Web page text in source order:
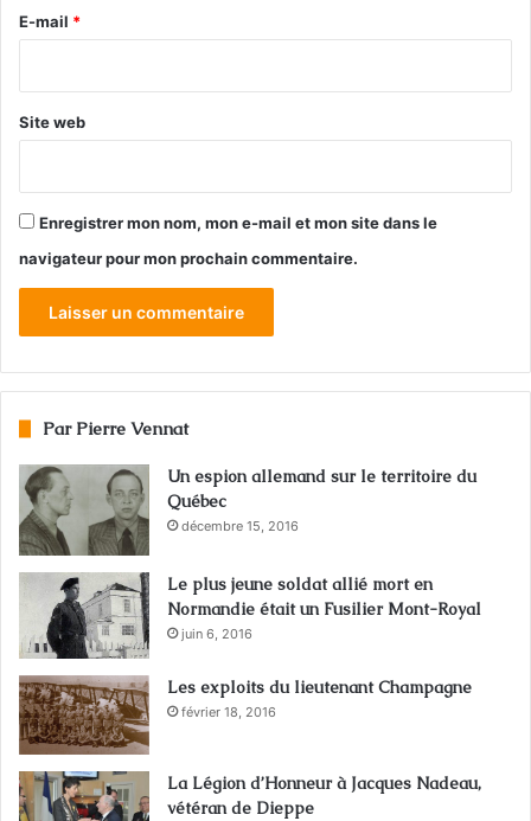
e
E-mail *
Site web
Enregistrer mon nom, mon e-mail et mon site dans le
navigateur pour mon prochain commentaire.
Par Pierre Vennat
Un espion allemand sur le territoire du
Québec
décembre 15, 2016
Le plus jeune soldat allié mort en
Normandie était un Fusilier Mont-Royal
juin 6, 2016
Les exploits du lieutenant Champagne
février 18, 2016
La Légion d’Honneur à Jacques Nadeau,
vétéran de Dieppe